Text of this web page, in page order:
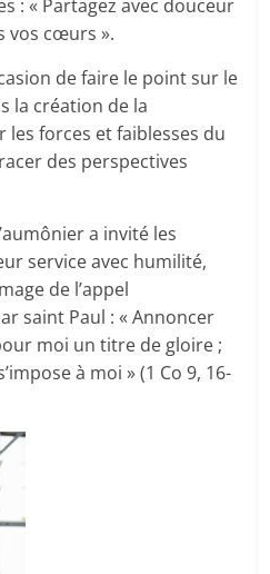
: « Partagez avec douceur
vos cœurs ».
de faire le point sur le
la création de la
les forces et faiblesses du
des perspectives
a invité les
service avec humilité,
de l’appel
saint Paul : « Annoncer
moi un titre de gloire ;
à moi » (1 Co 9, 16-